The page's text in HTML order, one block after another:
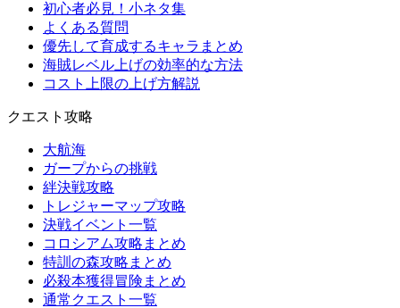
初心者必見！小ネタ集
よくある質問
優先して育成するキャラまとめ
海賊レベル上げの効率的な方法
コスト上限の上げ方解説
クエスト攻略
大航海
ガープからの挑戦
絆決戦攻略
トレジャーマップ攻略
決戦イベント一覧
コロシアム攻略まとめ
特訓の森攻略まとめ
必殺本獲得冒険まとめ
通常クエスト一覧